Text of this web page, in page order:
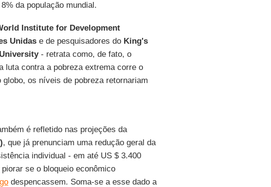
da população mundial.
Institute for Development
Unidase de pesquisadores do King's
- retrata como, de fato, o
luta contra a pobreza extrema corre o
os níveis de pobreza retornariam
é refletido nas projeções da
, que já prenunciam uma redução geral da
individual - em até US $ 3.400
se o bloqueio econômico
despencassem. Soma-se a esse dado a